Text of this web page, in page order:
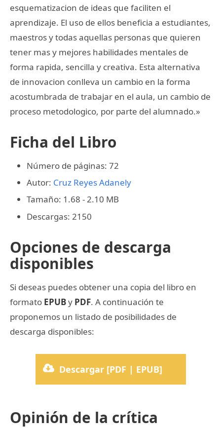
esquematizacion de ideas que faciliten el
aprendizaje. El uso de ellos beneficia a estudiantes,
maestros y todas aquellas personas que quieren
tener mas y mejores habilidades mentales de
forma rapida, sencilla y creativa. Esta alternativa
de innovacion conlleva un cambio en la forma
acostumbrada de trabajar en el aula, un cambio de
proceso metodologico, por parte del alumnado.»
Ficha del Libro
Número de páginas: 72
Autor: Cruz Reyes Adanely
Tamaño: 1.68 - 2.10 MB
Descargas: 2150
Opciones de descarga
disponibles
Si deseas puedes obtener una copia del libro en
formato EPUBy PDF. A continuación te
proponemos un listado de posibilidades de
descarga disponibles:
Descargar [PDF | EPUB]
Opinión de la crítica